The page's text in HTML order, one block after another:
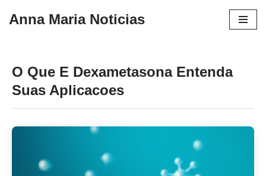
conteúdo
Anna Maria Noticias
O Que E Dexametasona Entenda
Suas Aplicacoes